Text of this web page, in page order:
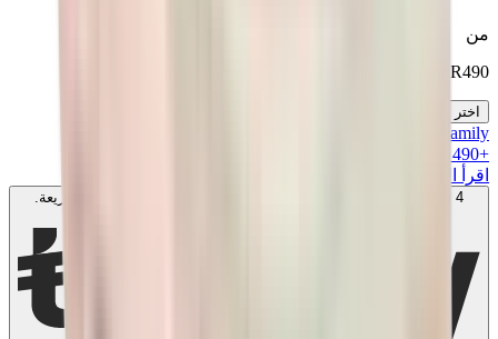
من
SAR490
اختر مقاسك
MK Family
+
490
اقرأ المزيد
4 دفعات بدون فوائد بقيمة
. بدون رسوم. متوافق مع الشريعة.